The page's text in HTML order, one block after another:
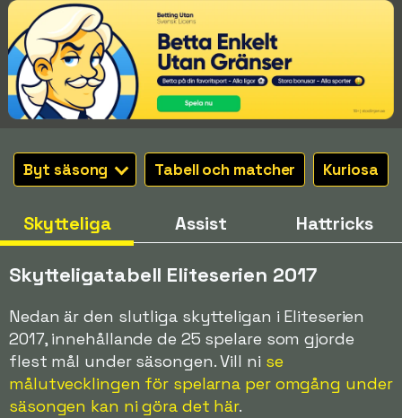
Byt säsong Tabell och matcher Kuriosa
Skytteliga Assist Hattricks
Skytteligatabell Eliteserien 2017
Nedan är den slutliga skytteligan i Eliteserien
2017, innehållande de 25 spelare som gjorde
flest mål under säsongen. Vill ni se
målutvecklingen för spelarna per omgång under
säsongen kan ni göra det här.